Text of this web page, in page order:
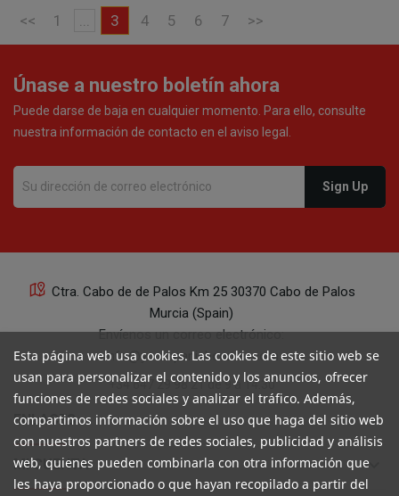
<< 1 3 4 5 6 7 >>
Únase a nuestro boletín ahora
Puede darse de baja en cualquier momento. Para ello, consulte
nuestra información de contacto en el aviso legal.
Ctra. Cabo de de Palos Km 25 30370 Cabo de Palos
Murcia (Spain)
Envíenos un correo electrónico:
info@yourspanishcorner.com
+34 647 29 98 21 de 9 a 14:30
ENLACES keyboard_arrow_down
MI CUENTA keyboard_arrow_down
Esta página web usa cookies. Las cookies de este sitio web se
usan para personalizar el contenido y los anuncios, ofrecer
funciones de redes sociales y analizar el tráfico. Además,
compartimos información sobre el uso que haga del sitio web
con nuestros partners de redes sociales, publicidad y análisis
web, quienes pueden combinarla con otra información que
les haya proporcionado o que hayan recopilado a partir del